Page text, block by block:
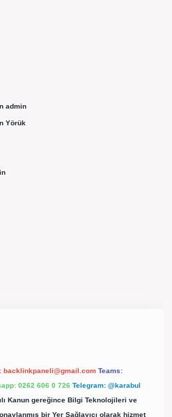
admin
Yörük
backlinkpaneli@gmail.com Teams:
0262 606 0 726 Telegram: @karabul
Kanun gereğince Bilgi Teknolojileri ve
bir Yer Sağlayıcı olarak hizmet